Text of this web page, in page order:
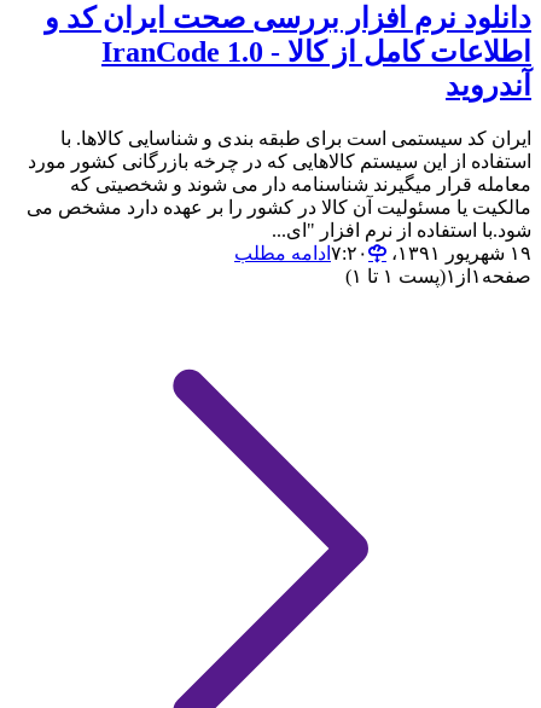
دانلود نرم افزار بررسی صحت ایران کد و
اطلاعات کامل از کالا - IranCode 1.0
آندروید
ایران کد سیستمی است برای طبقه بندی و شناسایی کالاها. با
استفاده از این سیستم کالاهایی که در چرخه بازرگانی کشور مورد
معامله قرار میگیرند شناسنامه دار می شوند و شخصیتی که
مالکیت یا مسئولیت آن کالا در کشور را بر عهده دارد مشخص می
شود.با استفاده از نرم افزار "ای...
۱۹ شهریور ۱۳۹۱،‏ ۷:۲۰
ادامه مطلب
صفحه ۱ از ۱(پست ۱ تا ۱)